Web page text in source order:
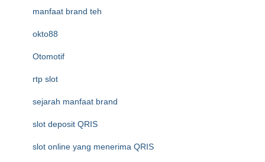
manfaat brand teh
okto88
Otomotif
rtp slot
sejarah manfaat brand
slot deposit QRIS
slot online yang menerima QRIS